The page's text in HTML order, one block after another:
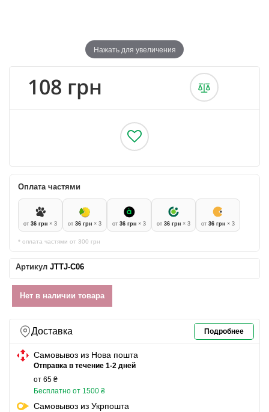
Нажать для увеличения
108 грн
Оплата частями
от 36 грн × 3 от 36 грн × 3 от 36 грн × 3 от 36 грн × 3 от 36 грн × 3
* оплата частями от 300 грн
Артикул JTTJ-C06
Нет в наличии товара
Доставка Подробнее
Самовывоз из Нова пошта
Отправка в течение 1-2 дней
от 65 ₴
Бесплатно от 1500 ₴
Самовывоз из Укрпошта